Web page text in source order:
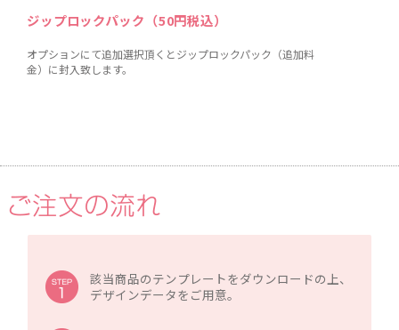
ジップロックパック（50円税込）
オプションにて追加選択頂くとジップロックパック（追加料
金）に封入致します。
該当商品のテンプレートをダウンロードの上、
デザインデータをご用意。